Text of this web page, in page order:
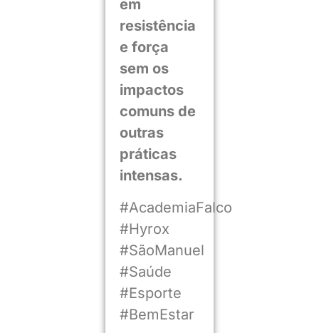
em
resistência
e força
sem os
impactos
comuns de
outras
práticas
intensas.
#AcademiaFalco
#Hyrox
#SãoManuel
#Saúde
#Esporte
#BemEstar